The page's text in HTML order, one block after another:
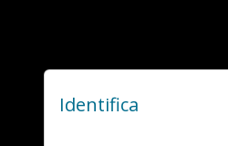
Identifica